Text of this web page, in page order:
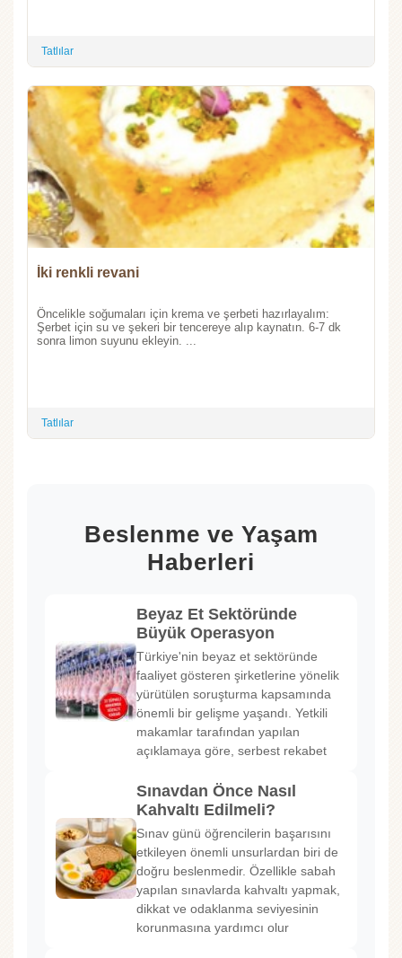
Tatlılar
İki renkli revani
Öncelikle soğumaları için krema ve şerbeti hazırlayalım:
Şerbet için su ve şekeri bir tencereye alıp kaynatın. 6-7 dk
sonra limon suyunu ekleyin. ...
Tatlılar
Beslenme ve Yaşam
Haberleri
Beyaz Et Sektöründe
Büyük Operasyon
Türkiye'nin beyaz et sektöründe
faaliyet gösteren şirketlerine yönelik
yürütülen soruşturma kapsamında
önemli bir gelişme yaşandı. Yetkili
makamlar tarafından yapılan
açıklamaya göre, serbest rekabet
Sınavdan Önce Nasıl
Kahvaltı Edilmeli?
Sınav günü öğrencilerin başarısını
etkileyen önemli unsurlardan biri de
doğru beslenmedir. Özellikle sabah
yapılan sınavlarda kahvaltı yapmak,
dikkat ve odaklanma seviyesinin
korunmasına yardımcı olur